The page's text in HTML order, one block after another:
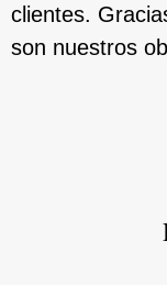
clientes.
son nuestros